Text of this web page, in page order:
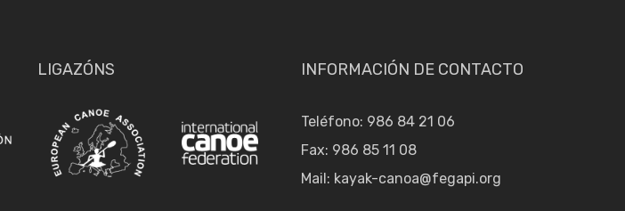
LIGAZÓNS INFORMACIÓN DE CONTACTO
Teléfono: 986 84 21 06
Fax: 986 85 11 08
Mail: kayak-canoa@fegapi.org